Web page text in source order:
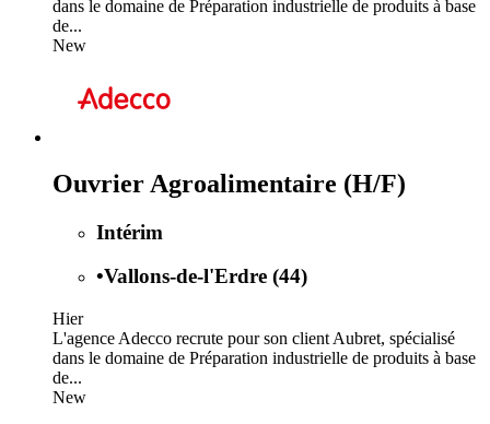
dans le domaine de Préparation industrielle de produits à base
de...
New
Ouvrier Agroalimentaire (H/F)
Intérim
•Vallons-de-l'Erdre (44)
Hier
L'agence Adecco recrute pour son client Aubret, spécialisé
dans le domaine de Préparation industrielle de produits à base
de...
New